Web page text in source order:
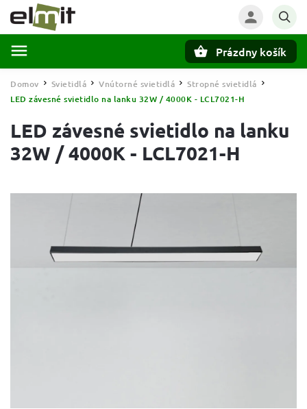
Prázdny košík
Domov / Svietidlá / Vnútorné svietidlá / Stropné svietidlá /
LED závesné svietidlo na lanku 32W / 4000K - LCL7021-H
LED závesné svietidlo na lanku
32W / 4000K - LCL7021-H